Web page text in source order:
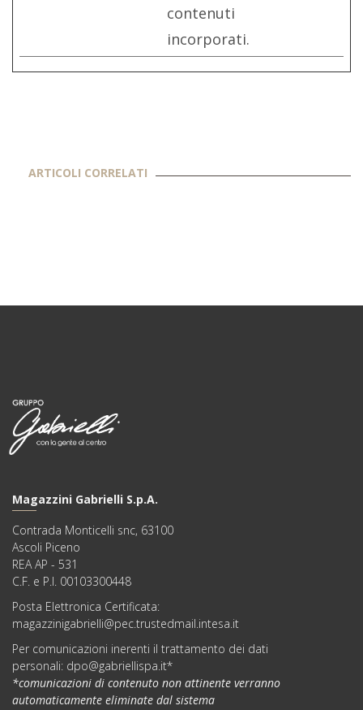
contenuti
incorporati.
ARTICOLI CORRELATI
Magazzini Gabrielli S.p.A.
Contrada Monticelli snc, 63100
Ascoli Piceno
REA AP - 531
C.F. e P.I. 00103300448
Posta Elettronica Certificata:
magazzinigabrielli@pec.trustedmail.intesa.it
Per comunicazioni inerenti il trattamento dei dati
personali: dpo@gabriellispa.it*
*comunicazioni di contenuto non attinente verranno
automaticamente eliminate dal sistema